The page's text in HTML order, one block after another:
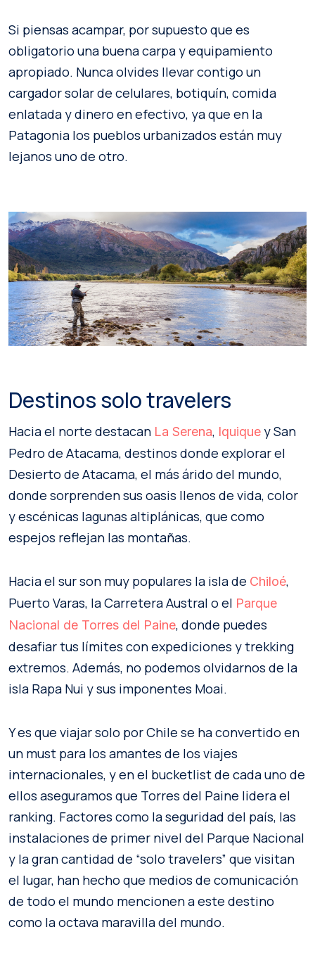
Si piensas acampar, por supuesto que es
obligatorio una buena carpa y equipamiento
apropiado. Nunca olvides llevar contigo un
cargador solar de celulares, botiquín, comida
enlatada y dinero en efectivo, ya que en la
Patagonia los pueblos urbanizados están muy
lejanos uno de otro.
Destinos solo travelers
Hacia el norte destacan La Serena, Iquique y San
Pedro de Atacama, destinos donde explorar el
Desierto de Atacama, el más árido del mundo,
donde sorprenden sus oasis llenos de vida, color
y escénicas lagunas altiplánicas, que como
espejos reflejan las montañas.
Hacia el sur son muy populares la isla de Chiloé,
Puerto Varas, la Carretera Austral o el Parque
Nacional de Torres del Paine, donde puedes
desafiar tus límites con expediciones y trekking
extremos. Además, no podemos olvidarnos de la
isla Rapa Nui y sus imponentes Moai.
Y es que viajar solo por Chile se ha convertido en
un must para los amantes de los viajes
internacionales, y en el bucketlist de cada uno de
ellos aseguramos que Torres del Paine lidera el
ranking. Factores como la seguridad del país, las
instalaciones de primer nivel del Parque Nacional
y la gran cantidad de “solo travelers” que visitan
el lugar, han hecho que medios de comunicación
de todo el mundo mencionen a este destino
como la octava maravilla del mundo.